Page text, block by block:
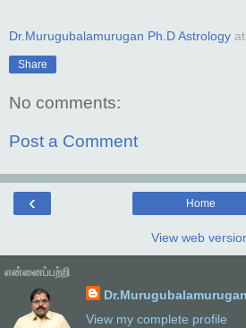
Dr.Murugubalamurugan Ph.D Astrology at
Share
No comments:
Post a Comment
‹ Home
View web
என்னைப்பற்றி
View my complete profile